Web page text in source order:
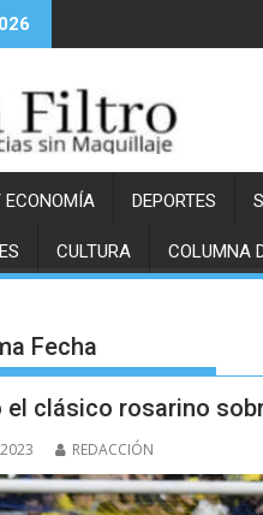
DEPORTES
CULTURA COLUMNA
Fecha
el clásico rosarino
REDACCIÓN